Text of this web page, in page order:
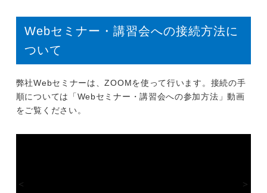
Webセミナー・講習会への接続方法に
ついて
弊社Webセミナーは、ZOOMを使って行います。接続の手
順については「Webセミナー・講習会への参加方法」動画
をご覧ください。